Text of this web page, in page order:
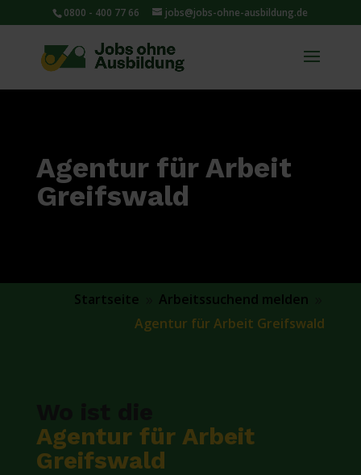
0800 - 400 77 66 jobs@jobs-ohne-ausbildung.de
Agentur für Arbeit
Greifswald
Startseite Arbeitssuchend melden
Agentur für Arbeit Greifswald
Agentur für Arbeit
Greifswald